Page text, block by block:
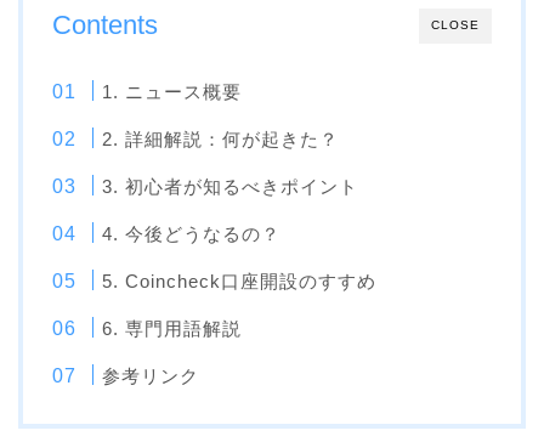
CLOSE
Contents
1. ニュース概要
2. 詳細解説：何が起きた？
3. 初心者が知るべきポイント
4. 今後どうなるの？
5. Coincheck口座開設のすすめ
6. 専門用語解説
参考リンク